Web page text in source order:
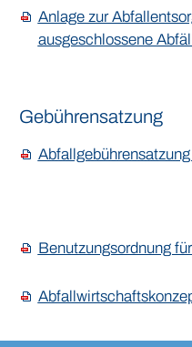
Anlage zur
ausgeschlossene
Gebührensatzung
Benutzungsordnung